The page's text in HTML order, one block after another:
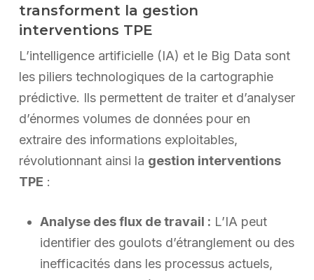
transforment la gestion
interventions TPE
L’intelligence artificielle (IA) et le Big Data sont
les piliers technologiques de la cartographie
prédictive. Ils permettent de traiter et d’analyser
d’énormes volumes de données pour en
extraire des informations exploitables,
révolutionnant ainsi la gestion interventions
TPE :
Analyse des flux de travail : L’IA peut
identifier des goulots d’étranglement ou des
inefficacités dans les processus actuels,